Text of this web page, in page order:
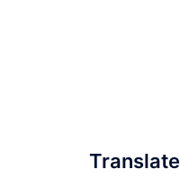
Translate